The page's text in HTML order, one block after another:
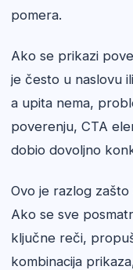
pomera.
Ako se prikazi
je često u naslovu
a upita nema,
poverenju, CTA
dobio dovoljno
Ovo je razlog
Ako se sve
ključne reči,
kombinacija